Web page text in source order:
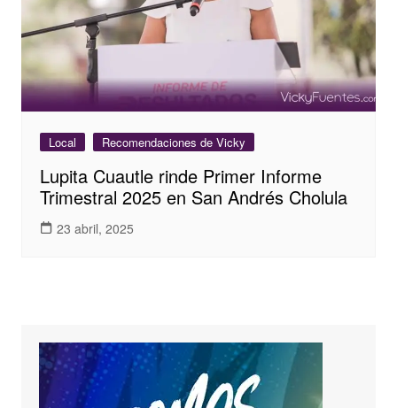
Local Recomendaciones de Vicky
Lupita Cuautle rinde Primer Informe
Trimestral 2025 en San Andrés Cholula
23 abril, 2025